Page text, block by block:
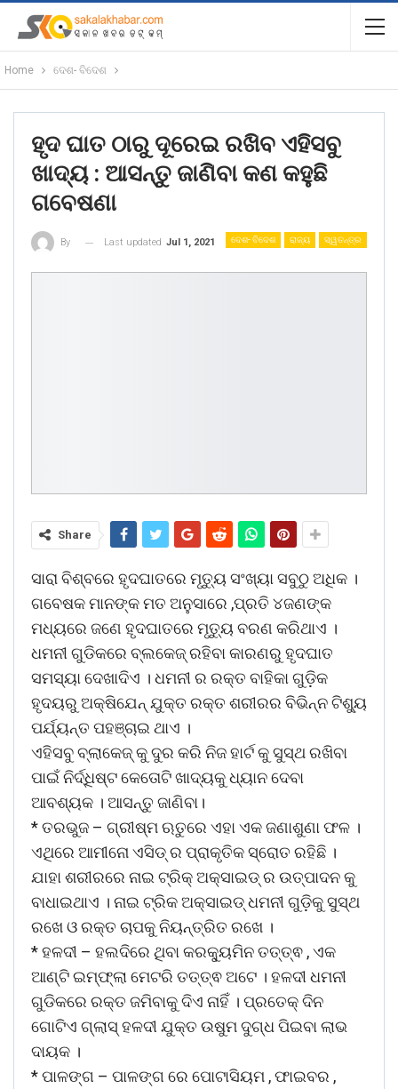
Home ଦେଶ- ବିଦେଶ
ହୃଦ ଘାତ ଠାରୁ ଦୂରେଇ ରଖିବ ଏହିସବୁ
ଖାଦ୍ୟ : ଆସନ୍ତୁ ଜାଣିବା କଣ କହୁଛି
ଗବେଷଣା
ଦେଶ- ବିଦେଶ ରାଜ୍ୟ ସ୍ୱତନ୍ତ୍ର
By Last updated Jul 1, 2021
Share
ସାରା ବିଶ୍ବରେ ହୃଦଘାତରେ ମୃତ୍ୟୁ ସଂଖ୍ୟା ସବୁଠୁ ଅଧିକ ।
ଗବେଷକ ମାନଙ୍କ ମତ ଅନୁସାରେ ,ପ୍ରତି ୪ଜଣଙ୍କ
ମଧ୍ୟରେ ଜଣେ ହୃଦଘାତରେ ମୃତ୍ୟୁ ବରଣ କରିଥାଏ ।
ଧମନୀ ଗୁଡିକରେ ବ୍ଲକେଜ୍ ରହିବା କାରଣରୁ ହୃଦଘାତ
ସମସ୍ୟା ଦେଖାଦିଏ । ଧମନୀ ର ରକ୍ତ ବାହିକା ଗୁଡ଼ିକ
ହୃଦୟରୁ ଅକ୍ଷିଯେନ୍ ଯୁକ୍ତ ରକ୍ତ ଶରୀରର ବିଭିନ୍ନ ଟିଶ୍ୟୁ
ପର୍ଯ୍ୟନ୍ତ ପହଞ୍ଚାଇ ଥାଏ ।
ଏହିସବୁ ବ୍ଲାକେଜ୍ କୁ ଦୁର କରି ନିଜ ହାର୍ଟ କୁ ସୁସ୍ଥ ରଖିବା
ପାଇଁ ନିର୍ଦ୍ଧିଷ୍ଟ କେତୋଟି ଖାଦ୍ୟକୁ ଧ୍ୟାନ ଦେବା
ଆବଶ୍ୟକ । ଆସନ୍ତୁ ଜାଣିବା।
* ତରଭୁଜ – ଗ୍ରୀଷ୍ମ ଋତୁରେ ଏହା ଏକ ଜଣାଶୁଣା ଫଳ ।
ଏଥିରେ ଆମୀନୋ ଏସିଡ୍ ର ପ୍ରାକୃତିକ ସ୍ରୋତ ରହିଛି ।
ଯାହା ଶରୀରରେ ନାଇ ଟ୍ରିକ୍ ଅକ୍ସାଇଡ୍ ର ଉତ୍ପାଦନ କୁ
ବାଧାଇଥାଏ । ନାଇ ଟ୍ରିକ ଅକ୍ସାଇଡ୍ ଧମନୀ ଗୁଡ଼ିକୁ ସୁସ୍ଥ
ରଖେ ଓ ରକ୍ତ ଚାପକୁ ନିୟନ୍ତ୍ରିତ ରଖେ ।
* ହଳଦୀ – ହଲଦିରେ ଥିବା କରକ୍ୟୁମିନ ତତ୍ତ୍ଵ , ଏକ
ଆଣ୍ଟି ଇମ୍ଫ୍ଲା ମେଟରି ତତ୍ତ୍ଵ ଅଟେ । ହଳଦୀ ଧମନୀ
ଗୁଡିକରେ ରକ୍ତ ଜମିବାକୁ ଦିଏ ନାହିଁ । ପ୍ରତେକ୍ ଦିନ
ଗୋଟିଏ ଗ୍ଲାସ୍ ହଳଦୀ ଯୁକ୍ତ ଉଷୁମ ଦୁଗ୍ଧ ପିଇବା ଲାଭ
ଦାୟକ ।
* ପାଳଙ୍ଗ – ପାଳଙ୍ଗ ରେ ପୋଟାସିୟମ , ଫାଇବର ,